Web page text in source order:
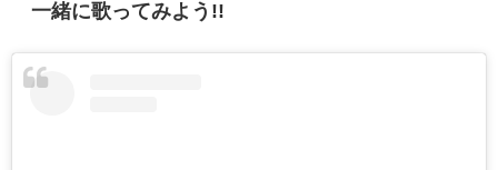
一緒に歌ってみよう!!